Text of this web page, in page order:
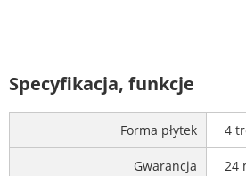
Specyfikacja, funkcje
Forma płytek 4
Gwarancja 24